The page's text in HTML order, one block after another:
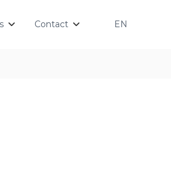
Contact EN